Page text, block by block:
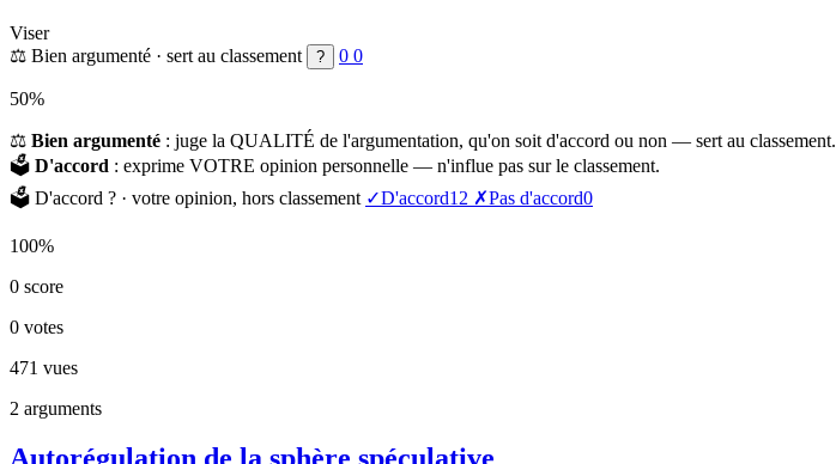
Viser
⚖️ Bien argumenté · sert au classement ? 0 0
50%
⚖️ Bien argumenté : juge la QUALITÉ de l'argumentation, qu'on soit d'accord ou non — sert au classement.
🗳️ D'accord : exprime VOTRE opinion personnelle — n'influe pas sur le classement.
🗳️ D'accord ? · votre opinion, hors classement ✓D'accord12 ✗Pas d'accord0
100%
0 score
0 votes
471 vues
2 arguments